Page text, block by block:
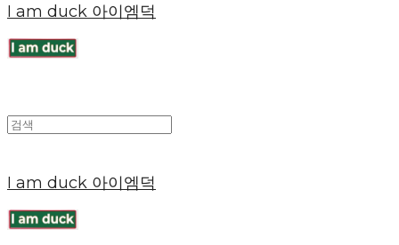
I am duck 아이엠덕
I am duck 아이엠덕